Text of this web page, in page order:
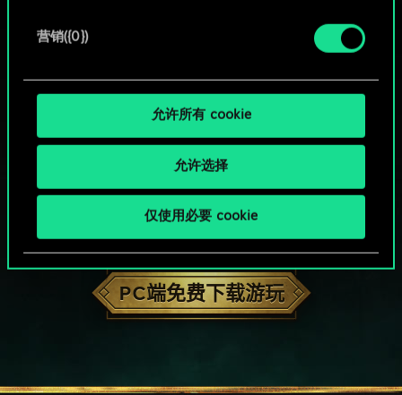
营销({0})
允许所有 cookie
允许选择
仅使用必要 cookie
HOW ABOUT A ROUND OF GWENT?
PC端免费下载游玩